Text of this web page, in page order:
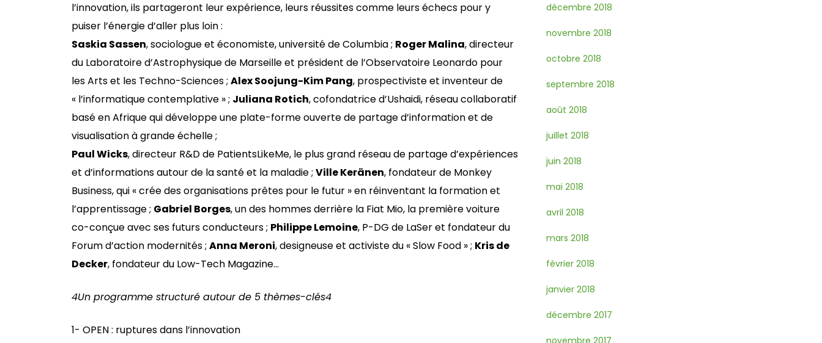
l’innovation, ils partageront leur expérience, leurs réussites comme leurs échecs pour y
puiser l’énergie d’aller plus loin :
Saskia Sassen, sociologue et économiste, université de Columbia ; Roger Malina, directeur
du Laboratoire d’Astrophysique de Marseille et président de l’Observatoire Leonardo pour
les Arts et les Techno-Sciences ; Alex Soojung-Kim Pang, prospectiviste et inventeur de
« l’informatique contemplative » ; Juliana Rotich, cofondatrice d’Ushaidi, réseau collaboratif
basé en Afrique qui développe une plate-forme ouverte de partage d’information et de
visualisation à grande échelle ;
Paul Wicks, directeur R&D de PatientsLikeMe, le plus grand réseau de partage d’expériences
et d’informations autour de la santé et la maladie ; Ville Keränen, fondateur de Monkey
Business, qui « crée des organisations prêtes pour le futur » en réinventant la formation et
l’apprentissage ; Gabriel Borges, un des hommes derrière la Fiat Mio, la première voiture
co-conçue avec ses futurs conducteurs ; Philippe Lemoine, P-DG de LaSer et fondateur du
Forum d’action modernités ; Anna Meroni, designeuse et activiste du « Slow Food » ; Kris de
Decker, fondateur du Low-Tech Magazine…
4Un programme structuré autour de 5 thèmes-clés4
1- OPEN : ruptures dans l’innovation
décembre 2018
novembre 2018
octobre 2018
septembre 2018
août 2018
juillet 2018
juin 2018
mai 2018
avril 2018
mars 2018
février 2018
janvier 2018
décembre 2017